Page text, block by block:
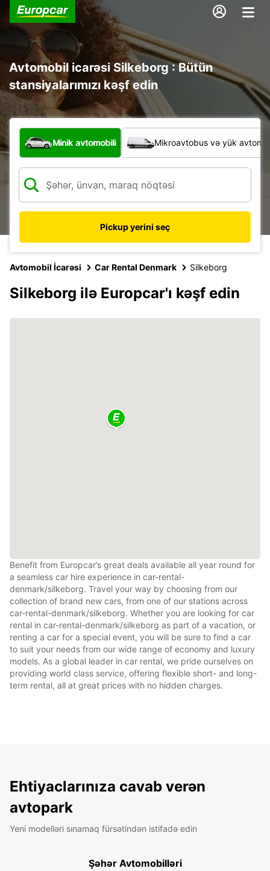
Avtomobil icarəsi Silkeborg : Bütün
stansiyalarımızı kəşf edin
Hansı növ nəqliyyat vasitəsi?
Minik avtomobili Mikroavtobus və yük
Pickup yerini seç
Avtomobil İcarəsi Car Rental Denmark Silkeborg
Silkeborg ilə Europcar'ı kəşf edin
Benefit from Europcar’s great deals available all year round for
a seamless car hire experience in car-rental-
denmark/silkeborg. Travel your way by choosing from our
collection of brand new cars, from one of our stations across
car-rental-denmark/silkeborg. Whether you are looking for car
rental in car-rental-denmark/silkeborg as part of a vacation, or
renting a car for a special event, you will be sure to find a car
to suit your needs from our wide range of economy and luxury
models. As a global leader in car rental, we pride ourselves on
providing world class service, offering flexible short- and long-
term rental, all at great prices with no hidden charges.
Ehtiyaclarınıza cavab verən
avtopark
Yeni modelləri sınamaq fürsətindən istifadə edin
Şəhər Avtomobilləri